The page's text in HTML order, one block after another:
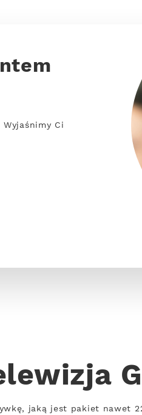
Ci
jaką jest pakiet nawet